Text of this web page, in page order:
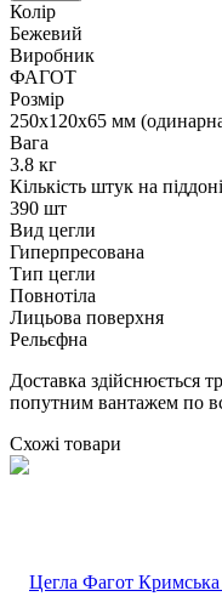
Колір
Бежевий
Виробник
ФАГОТ
Розмір
250х120х65 мм
Вага
3.8 кг
Кількість штук на піддоні
390 шт
Вид цегли
Гиперпресована
Тип цегли
Повнотіла
Лицьова поверхня
Рельєфна
Доставка здійснюється
попутним вантажем по
Схожі товари